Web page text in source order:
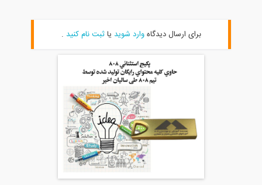
برای ارسال دیدگاهوارد شویدیاثبت نام کنید.